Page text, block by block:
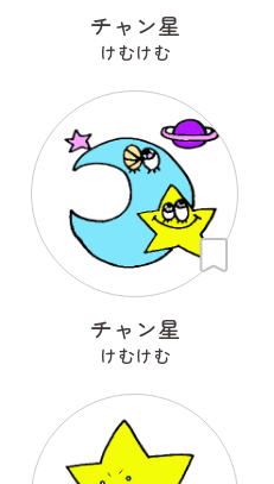
チャン星
けむけむ
チャン星
けむけむ